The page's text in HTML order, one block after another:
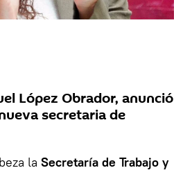
López Obrador, anunció
secretaria de
la Secretaría de Trabajo y